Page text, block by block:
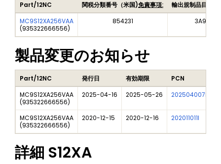
Part/12NC 関税分類番号（米国)免責事項:
輸出規制品目番号
MC9S12XA256VAA
(935322666556)
854231 3A991A2
製品変更のお知らせ
Part/12NC 発行日 有効期限 PCN
MC9S12XA256VAA
(935322666556)
2025-04-16 2025-05-26 202504007I
MC9S12XA256VAA
(935322666556)
2020-12-15 2020-12-16 202011011I
詳細 S12XA